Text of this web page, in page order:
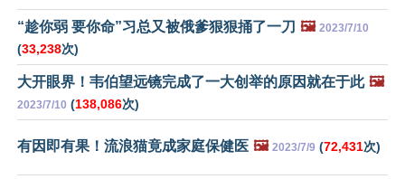
“趁你弱 要你命”习总又被俄爹狠狠捅了一刀 🖼️ 2023/7/10
(33,238次)
大开眼界！韦伯望远镜完成了一大创举的原因就在于此 🖼️
2023/7/10 (138,086次)
有因即有果！流浪猫竟成家庭保健医 🖼️ 2023/7/9 (72,431次)